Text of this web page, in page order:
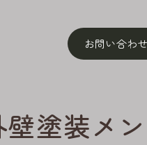
長持ちする塗装のための
プロのアドバイスを受け
地域の特性を活かしたメ
お問い合わ
塗装メ